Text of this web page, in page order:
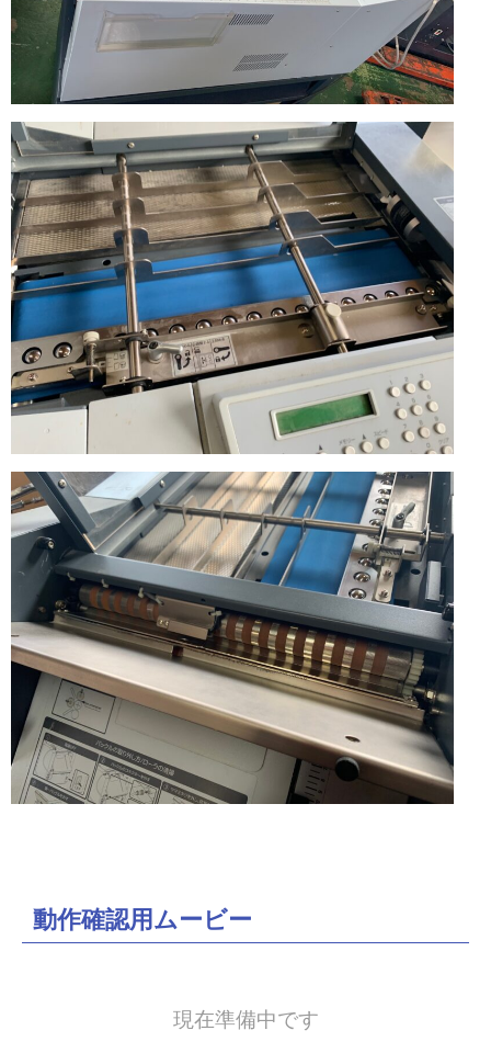
（製
本
機・
断
裁
機・
帳
合
機・
中
綴
じ
機・
紙
折
プ
ス
致
ま
す。
動作確認用ムービー
現在準備中です